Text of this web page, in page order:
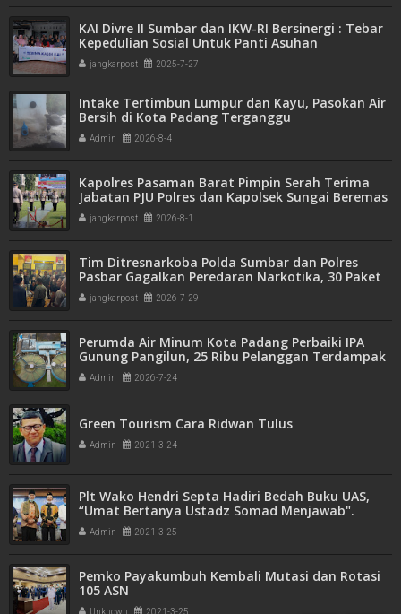
KAI Divre II Sumbar dan IKW-RI Bersinergi : Tebar
Kepedulian Sosial Untuk Panti Asuhan
jangkarpost 2025-7-27
Intake Tertimbun Lumpur dan Kayu, Pasokan Air
Bersih di Kota Padang Terganggu
Admin 2026-8-4
Kapolres Pasaman Barat Pimpin Serah Terima
Jabatan PJU Polres dan Kapolsek Sungai Beremas
jangkarpost 2026-8-1
Tim Ditresnarkoba Polda Sumbar dan Polres
Pasbar Gagalkan Peredaran Narkotika, 30 Paket
Ganja Kering Siap Edar Disita
jangkarpost 2026-7-29
Perumda Air Minum Kota Padang Perbaiki IPA
Gunung Pangilun, 25 Ribu Pelanggan Terdampak
Penyesuaian
Admin 2026-7-24
Green Tourism Cara Ridwan Tulus
Admin 2021-3-24
Plt Wako Hendri Septa Hadiri Bedah Buku UAS,
“Umat Bertanya Ustadz Somad Menjawab".
Admin 2021-3-25
Pemko Payakumbuh Kembali Mutasi dan Rotasi
105 ASN
Unknown 2021-3-25